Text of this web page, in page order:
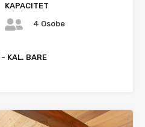
KAPACITET
4 Osobe
KAL. BARE